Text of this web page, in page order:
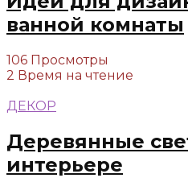
ванной комнаты
106 Просмотры
2 Время на чтение
ДЕКОР
Деревянные
интерьере